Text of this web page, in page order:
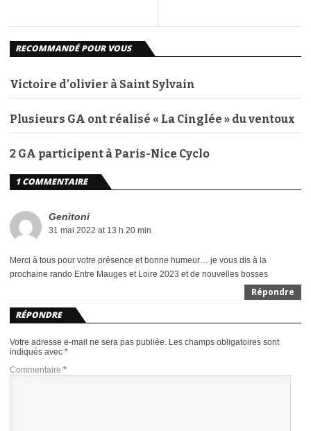
RECOMMANDÉ POUR VOUS
Victoire d’olivier à Saint Sylvain
Plusieurs GA ont réalisé « La Cinglée » du ventoux
2 GA participent à Paris-Nice Cyclo
1 COMMENTAIRE
Genitoni
31 mai 2022 at 13 h 20 min
Merci à tous pour votre présence et bonne humeur… je vous dis à la
prochaine rando Entre Mauges et Loire 2023 et de nouvelles bosses
Répondre
RÉPONDRE
Votre adresse e-mail ne sera pas publiée. Les champs obligatoires sont
indiqués avec *
Commentaire *